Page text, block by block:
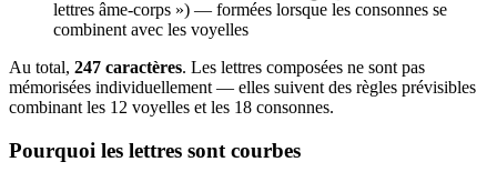
lettres âme-corps ») — formées lorsque les consonnes se
combinent avec les voyelles
Au total, 247 caractères. Les lettres composées ne sont pas
mémorisées individuellement — elles suivent des règles prévisibles
combinant les 12 voyelles et les 18 consonnes.
Pourquoi les lettres sont courbes